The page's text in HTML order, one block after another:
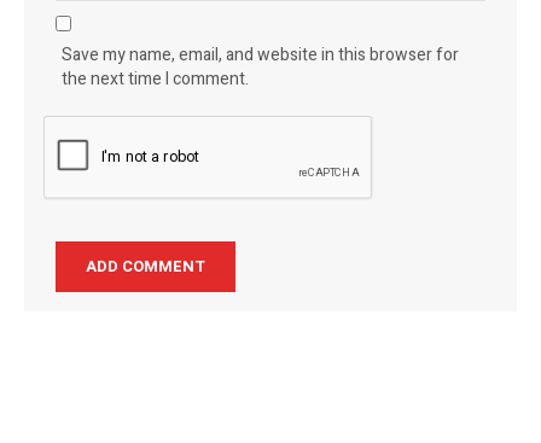
Save my name, email, and website in this browser for
the next time I comment.